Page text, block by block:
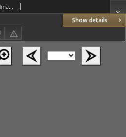
Show details
Actum Petricoviae in Judiciis Ordinariis Generalibus Tribunalis Regni Sabbatho post Festum Sancti Aegidii Abbatis proximo videlicet die Tertia Mensis Septembris Anno Domini Millesimo Septingentesimo Octuagesimo Quinto